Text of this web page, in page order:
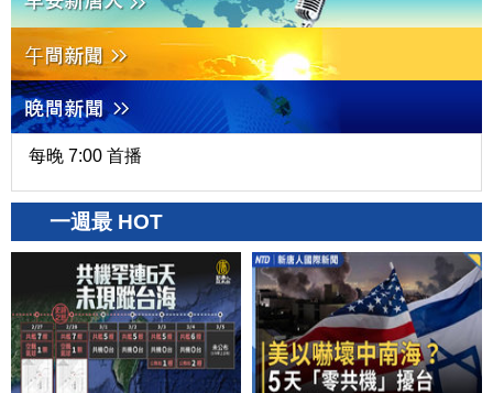
每晚 7:00 首播
一週最 HOT